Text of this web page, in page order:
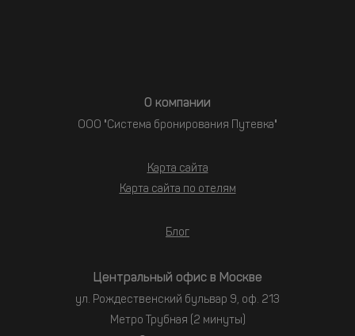
О компании
ООО "Система бронирования Путевка"
Карта сайта
Карта сайта по отелям
Блог
Центральный офис в Москве
ул. Рождественский бульвар 9, оф. 213
Метро Трубная (2 минуты)